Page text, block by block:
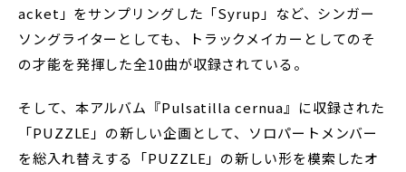
acket」をサンプリングした「Syrup」など、シンガー
ソングライターとしても、トラックメイカーとしてのそ
の才能を発揮した全10曲が収録されている。
そして、本アルバム『Pulsatilla cernua』に収録された
「PUZZLE」の新しい企画として、ソロパートメンバー
を総入れ替えする「PUZZLE」の新しい形を模索したオ